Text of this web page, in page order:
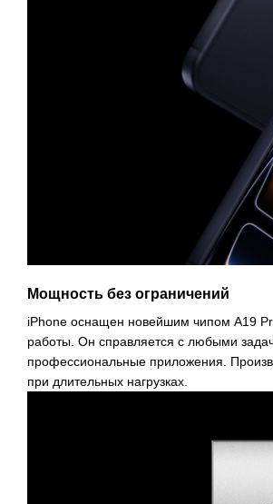
Мощность без ограничений
iPhone оснащен новейшим чипом A19
работы. Он справляется с любыми
профессиональные приложения.
при длительных нагрузках.